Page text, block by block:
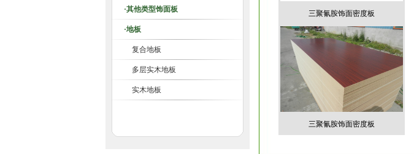
·其他类型饰面板
·地板
复合地板
多层实木地板
实木地板
三聚氰胺饰面密度板
三聚氰胺饰面密度板